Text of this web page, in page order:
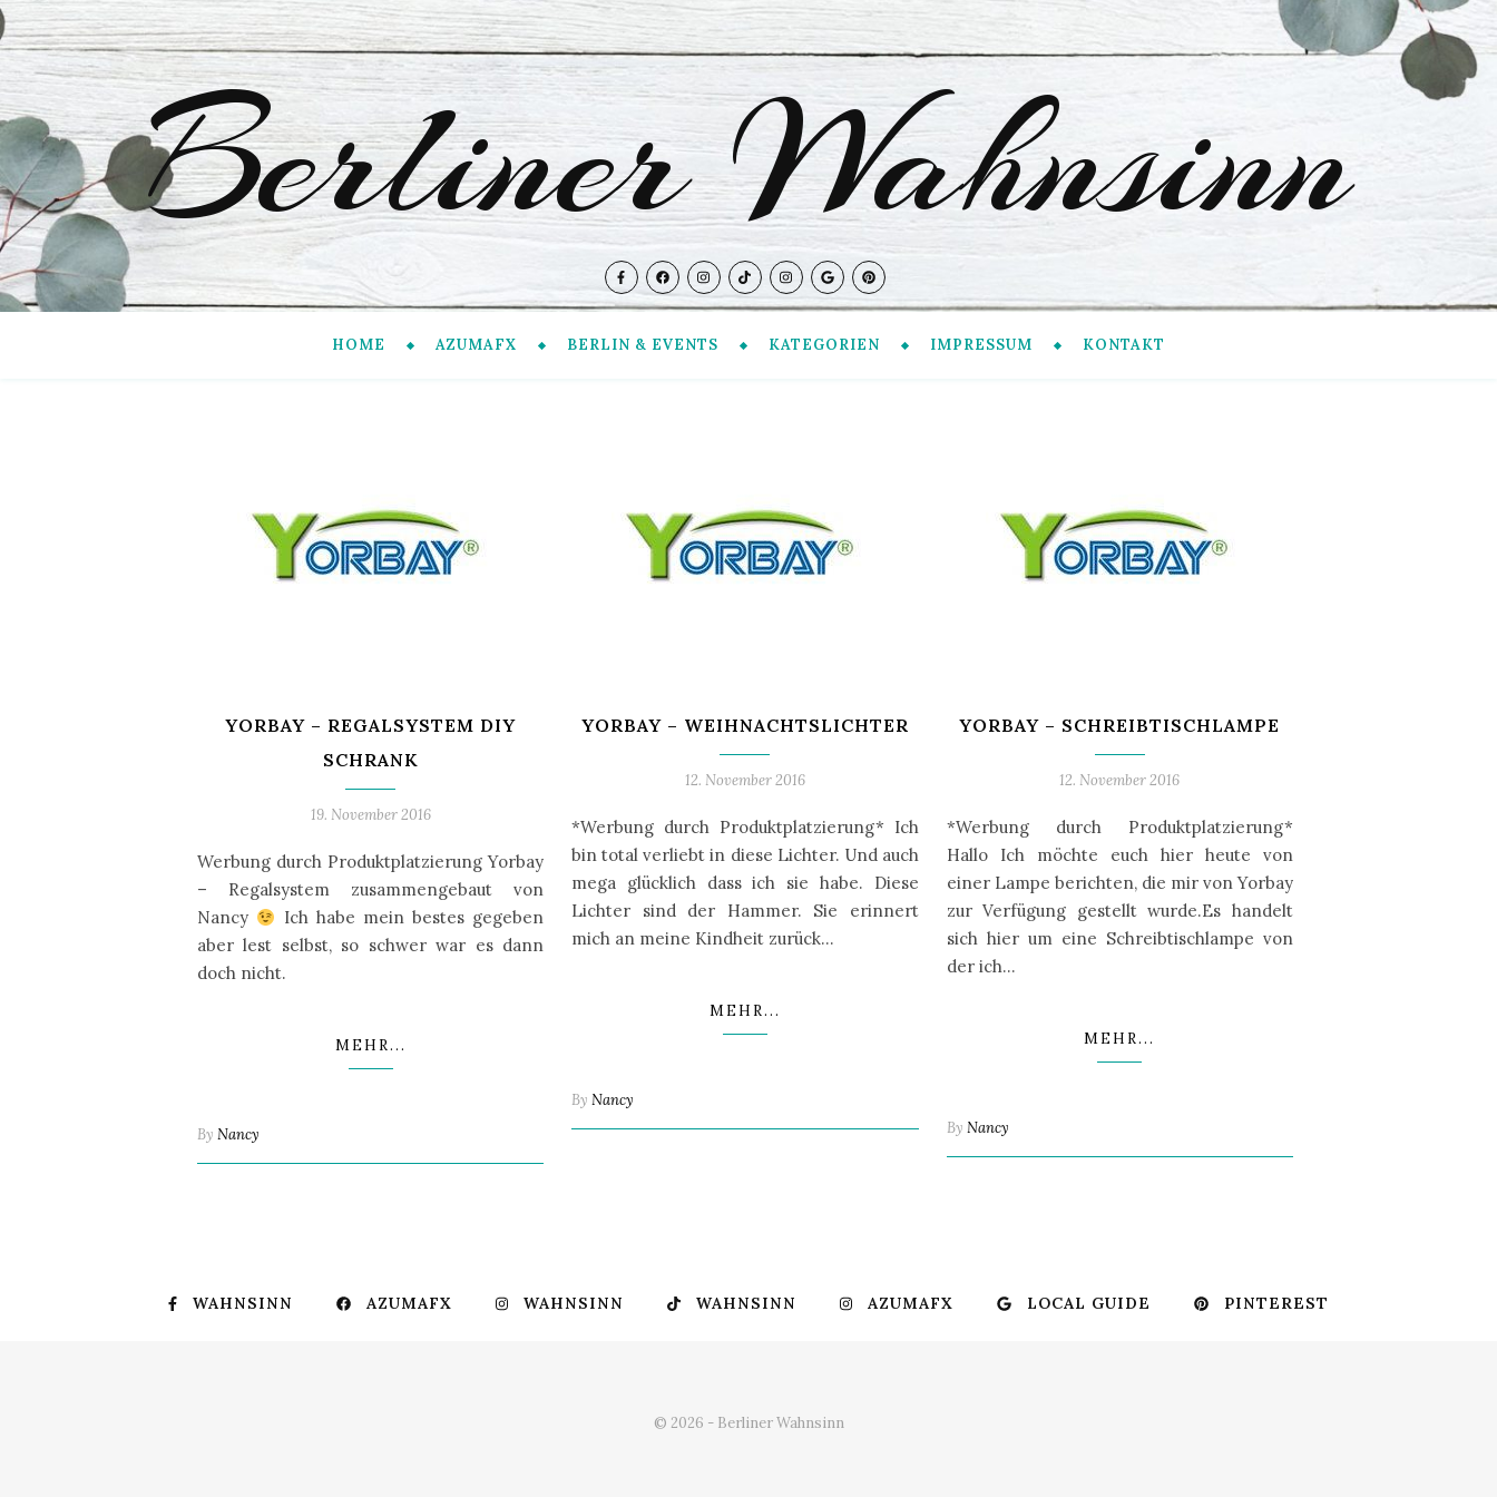
Berliner Wahnsinn
HOME AZUMAFX BERLIN & EVENTS KATEGORIEN IMPRESSUM KONTAKT
YORBAY – REGALSYSTEM DIY
SCHRANK
19. November 2016
Werbung durch Produktplatzierung Yorbay
– Regalsystem zusammengebaut von
Nancy
Ich habe mein bestes gegeben
aber lest selbst, so schwer war es dann
doch nicht.
MEHR...
By Nancy
YORBAY – WEIHNACHTSLICHTER
12. November 2016
*Werbung durch Produktplatzierung* Ich
bin total verliebt in diese Lichter. Und auch
mega glücklich dass ich sie habe. Diese
Lichter sind der Hammer. Sie erinnert
mich an meine Kindheit zurück…
MEHR...
ByNancy
YORBAY – SCHREIBTISCHLAMPE
12. November 2016
*Werbung durch Produktplatzierung*
Hallo Ich möchte euch hier heute von
einer Lampe berichten, die mir von Yorbay
zur Verfügung gestellt wurde.Es handelt
sich hier um eine Schreibtischlampe von
der ich…
MEHR...
By Nancy
WAHNSINN AZUMAFX WAHNSINN WAHNSINN AZUMAFX LOCAL GUIDE PINTEREST
© 2026 - Berliner Wahnsinn